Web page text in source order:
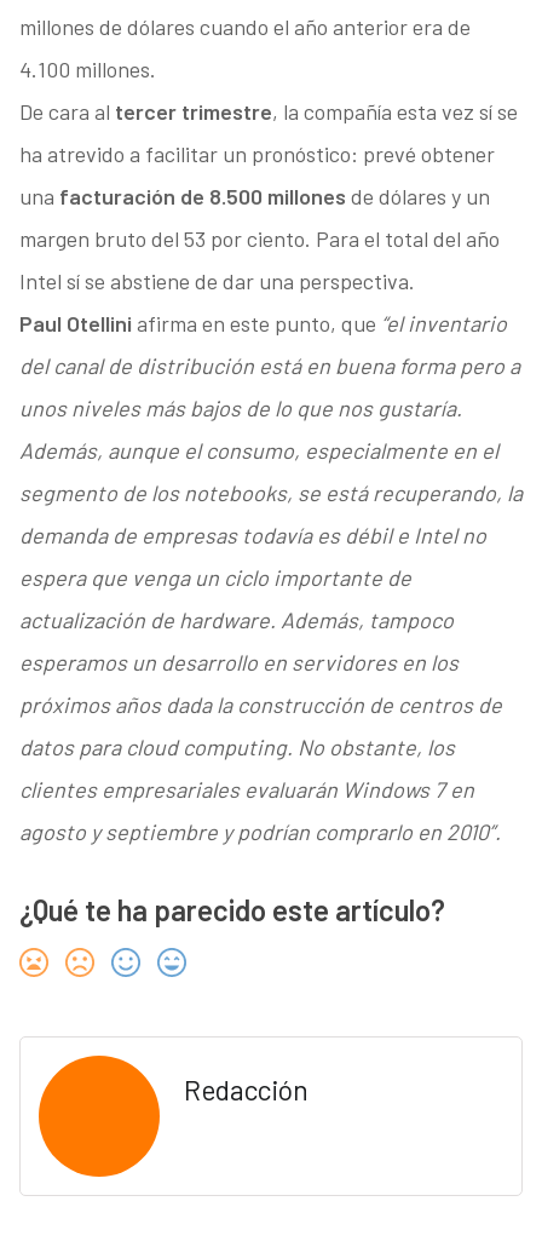
millones de dólares cuando el año anterior era de
4.100 millones.
De cara al tercer trimestre, la compañía esta vez sí se
ha atrevido a facilitar un pronóstico: prevé obtener
una facturación de 8.500 millones de dólares y un
margen bruto del 53 por ciento. Para el total del año
Intel sí se abstiene de dar una perspectiva.
Paul Otellini afirma en este punto, que “el inventario
del canal de distribución está en buena forma pero a
unos niveles más bajos de lo que nos gustaría.
Además, aunque el consumo, especialmente en el
segmento de los notebooks, se está recuperando, la
demanda de empresas todavía es débil e Intel no
espera que venga un ciclo importante de
actualización de hardware. Además, tampoco
esperamos un desarrollo en servidores en los
próximos años dada la construcción de centros de
datos para cloud computing. No obstante, los
clientes empresariales evaluarán Windows 7 en
agosto y septiembre y podrían comprarlo en 2010”.
¿Qué te ha parecido este artículo?
Redacción